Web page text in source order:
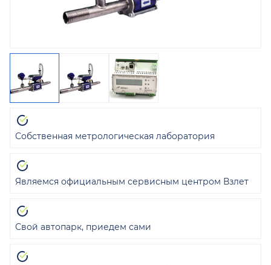
Собственная метрологическая лаборатория
Являемся официальным сервисным центром Взлет
Свой автопарк, приедем сами